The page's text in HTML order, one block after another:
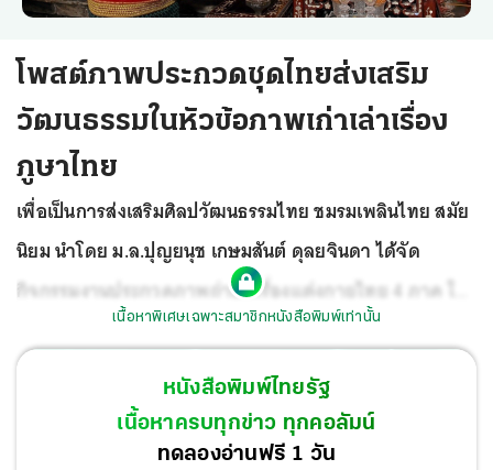
โพสต์ภาพประกวดชุดไทยส่งเสริม
วัฒนธรรมในหัวข้อภาพเก่าเล่าเรื่อง
ภูษาไทย
เพื่อเป็นการส่งเสริมศิลปวัฒนธรรมไทย ชมรมเพลินไทย สมัย
นิยม นำโดย ม.ล.ปุญยนุช เกษมสันต์ ดุลยจินดา ได้จัด
กิจกรรมงานประกวดภาพถ่ายเครื่องแต่งกายไทย 4 ภาค ใน
หัวข้อภาพเก่าเล่าเรื่องภูษาไทย เพื่อให้สมาชิกของชมรมได้มี
เวทีในการร่วมแสดงออกถึงวัฒนธรรมการแต่งกาย โดยใช้
เวลาว่างระหว่างการกักตัวอยู่บ้าน หยุดการแพร่เชื้อโควิด
มาค้นหาภาพถ่ายของตนในชุดผ้าไทยภาคต่างๆ นำมาโพสต์
เนื้อหาพิเศษเฉพาะสมาชิกหนังสือพิมพ์เท่านั้น
หนังสือพิมพ์ไทยรัฐ
เนื้อหาครบทุกข่าว ทุกคอลัมน์
ทดลองอ่านฟรี 1 วัน